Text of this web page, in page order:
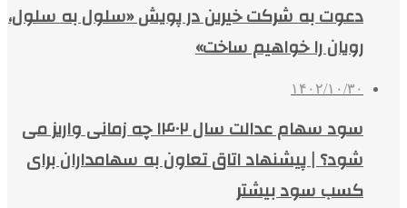
دعوت به شرکت خیرین در پویش «سلول به سلول،
رویان را خواهیم ساخت»
۱۴۰۲/۱۰/۳۰
سود سهام عدالت سال ۱۴۰۲ چه زمانی واریز می
شود؟ | پیشنهاد اتاق تعاون به سهامداران برای
کسب سود بیشتر